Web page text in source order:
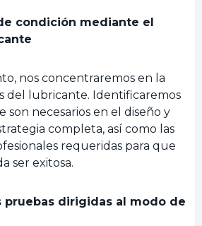
condición mediante el
nos concentraremos en la
del lubricante. Identificaremos
son necesarios en el diseño y
completa, así como las
requeridas para que
ser exitosa.
pruebas dirigidas al modo de